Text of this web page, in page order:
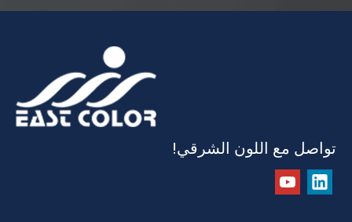
تواصل مع اللون الشرقي!